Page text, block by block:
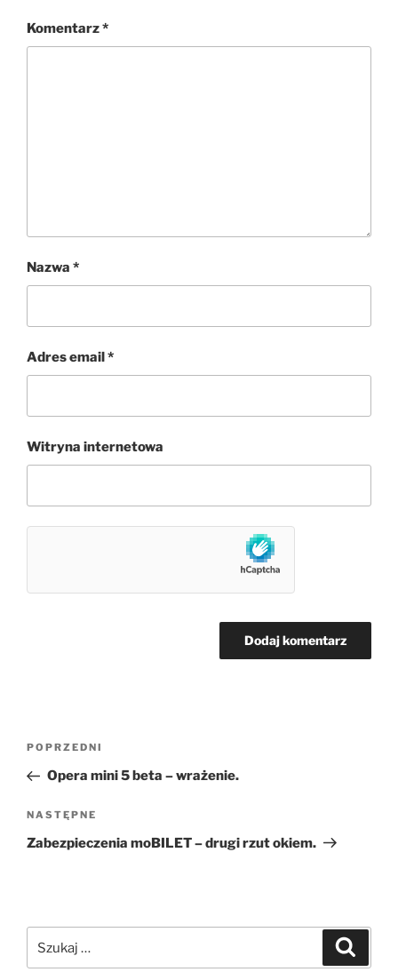
Komentarz*
Nazwa *
Adres email*
Witryna internetowa
Nawigacja
Poprzedni
wpis
POPRZEDNI
Opera mini 5 beta – wrażenie.
Następny
wpis
NASTĘPNE
Zabezpieczenia moBILET – drugi rzut okiem.